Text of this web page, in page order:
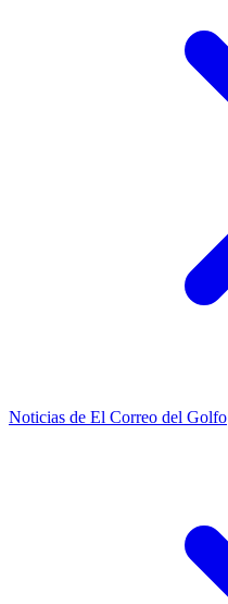
Noticias de El Correo del Golfo